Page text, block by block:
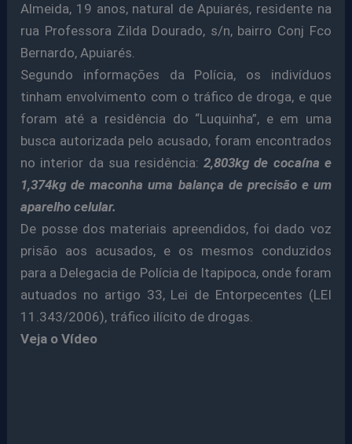
Almeida, 19 anos, natural de Apuiarés, residente na
rua Professora Zilda Dourado, s/n, bairro Conj Fco
Bernardo, Apuiarés.
Segundo informações da Polícia, os indivíduos
tinham envolvimento com o tráfico de droga, e que
foram até a residência do “Luquinha”, e em uma
busca autorizada pelo acusado, foram encontrados
no interior da sua residência:2,803kg de cocaína e
1,374kg de maconha uma balança de precisão e um
aparelho celular.
De posse dos materiais apreendidos, foi dado voz
prisão aos acusados, e os mesmos conduzidos
para a Delegacia de Polícia de Itapipoca, onde foram
autuados no artigo 33, Lei de Entorpecentes (LEI
11.343/2006), tráfico ilícito de drogas.
Veja o Vídeo